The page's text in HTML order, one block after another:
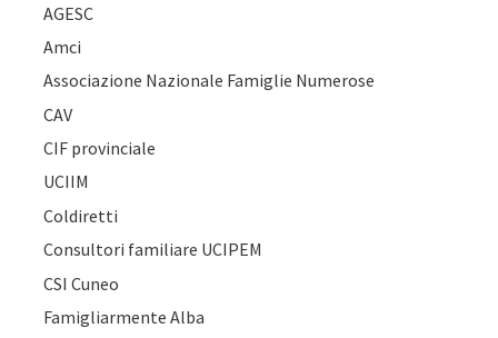
AGESC
Amci
Associazione Nazionale Famiglie Numerose
CAV
CIF provinciale
UCIIM
Coldiretti
Consultori familiare UCIPEM
CSI Cuneo
Famigliarmente Alba